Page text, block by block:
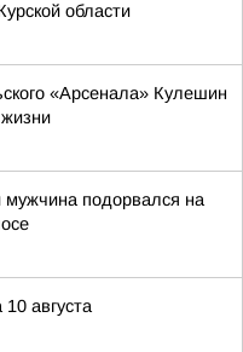
области
«Арсенала» Кулешин
мужчина подорвался на
августа